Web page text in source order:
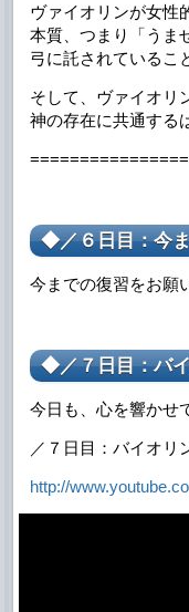
ヴァイオリンが女性
本質、つまり「うま
弓に託されているこ
そして、ヴァイオリ
神の存在に共通する
◆／６日目：今
今までの復習をお願
◆／７日目：バ
今日も、心を響かせ
／７日目：バイオ
http://